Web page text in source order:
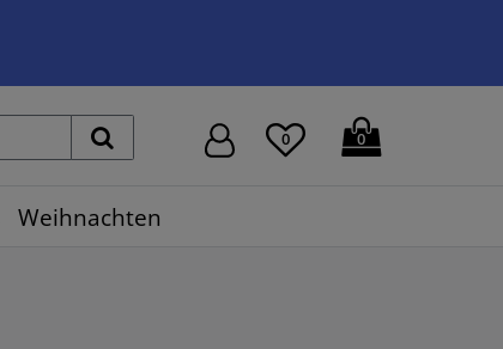
0 0
Weihnachten